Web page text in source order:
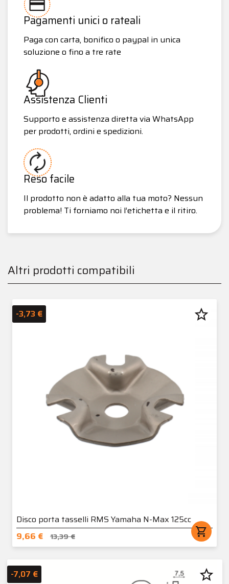
Pagamenti unici o rateali
Paga con carta, bonifico o paypal in unica
soluzione o fino a tre rate
Assistenza Clienti
Supporto e assistenza diretta via WhatsApp
per prodotti, ordini e spedizioni.
Reso facile
Il prodotto non è adatto alla tua moto? Nessun
problema! Ti forniamo noi l’etichetta e il ritiro.
Altri prodotti compatibili
Disco porta tasselli RMS Yamaha N-Max 125cc
9,66 €
13,39 € shopping_cart
-3,73 € star_border
-7,07 € star_border